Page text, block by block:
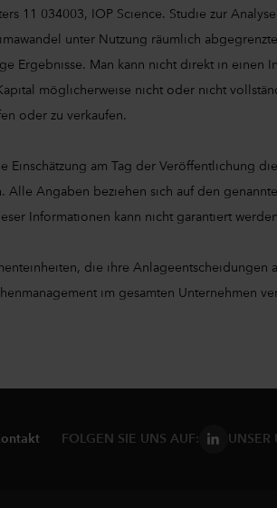
11 034003, IOP Science. Studie zur
unter Nutzung räumlich
Ergebnisse. Man kann nicht direkt in
möglicherweise nicht oder nicht
oder zu verkaufen.
Einschätzung am Tag der Veröffentlichung
Angaben beziehen sich auf den
Informationen kann nicht garantiert
die ihre
im gesamten Unternehmen
FOLGEN SIE UNS AUF: UNSER